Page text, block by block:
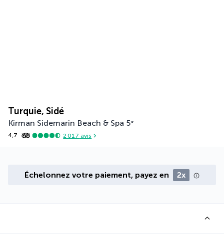
Turquie, Sidé
Kirman Sidemarin Beach & Spa 5*
4,7 2 017 avis
Échelonnez votre paiement, payez en 2x